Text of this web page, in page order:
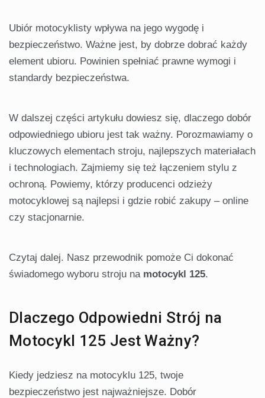
Ubiór motocyklisty wpływa na jego wygodę i
bezpieczeństwo. Ważne jest, by dobrze dobrać każdy
element ubioru. Powinien spełniać prawne wymogi i
standardy bezpieczeństwa.
W dalszej części artykułu dowiesz się, dlaczego dobór
odpowiedniego ubioru jest tak ważny. Porozmawiamy o
kluczowych elementach stroju, najlepszych materiałach
i technologiach. Zajmiemy się też łączeniem stylu z
ochroną. Powiemy, którzy producenci odzieży
motocyklowej są najlepsi i gdzie robić zakupy – online
czy stacjonarnie.
Czytaj dalej. Nasz przewodnik pomoże Ci dokonać
świadomego wyboru stroju na motocykl 125.
Dlaczego Odpowiedni Strój na
Motocykl 125 Jest Ważny?
Kiedy jedziesz na motocyklu 125, twoje
bezpieczeństwo jest najważniejsze. Dobór